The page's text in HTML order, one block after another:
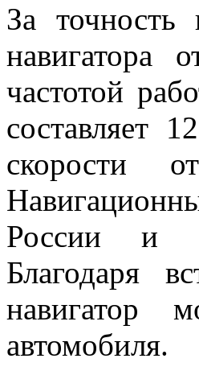
За точность
навигатора
частотой
составляет
скорости
России и
Благодаря
навигатор
автомобиля.